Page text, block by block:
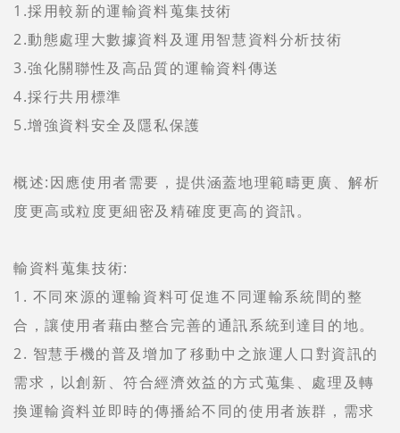
1.採用較新的運輸資料蒐集技術
2.動態處理大數據資料及運用智慧資料分析技術
3.強化關聯性及高品質的運輸資料傳送
4.採行共用標準
5.增強資料安全及隱私保護
概述:因應使用者需要，提供涵蓋地理範疇更廣、解析
度更高或粒度更細密及精確度更高的資訊。
輸資料蒐集技術:
1. 不同來源的運輸資料可促進不同運輸系統間的整
合，讓使用者藉由整合完善的通訊系統到達目的地。
2. 智慧手機的普及增加了移動中之旅運人口對資訊的
需求，以創新、符合經濟效益的方式蒐集、處理及轉
換運輸資料並即時的傳播給不同的使用者族群，需求